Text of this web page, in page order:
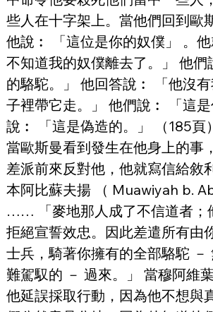
些人在十字架上。當他們回到歐
他說︰ 「這位是你的奴僕」 。
不知道我的奴僕離去了。」 他們
的駱駝。」 他回答說︰ 「他沒
子裡帶它走。」 他們說︰ 「這
說︰ 「這是偽造的。」 （185頁）
當歐斯曼看到發生在他身上的事
差派前來反對他，他就寫信給敘
本阿比蘇夫揚 （ Muawiyah b.
…… 「麥地那人成了不信道者；
拒絕宣誓效忠。因此差遣所有由
士兵，騎著你擁有的全部駱駝 －
難駕馭的 － 過來。」 當穆阿維
他延誤採取行動，因為他不想與